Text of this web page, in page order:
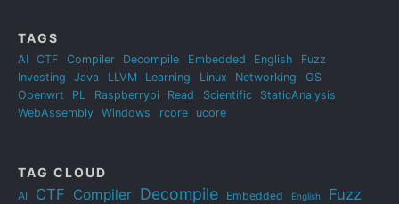
TAGS
AI CTF Compiler Decompile Embedded English
Fuzz
Investing
Java LLVM Learning Linux Networking
OS
Openwrt
PL Raspberrypi Read Scientific
StaticAnalysis
WebAssembly
Windows rcore ucore
TAG CLOUD
AI CTF Compiler Decompile Embedded English Fuzz